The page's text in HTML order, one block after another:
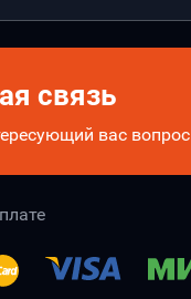
связь
вас вопрос